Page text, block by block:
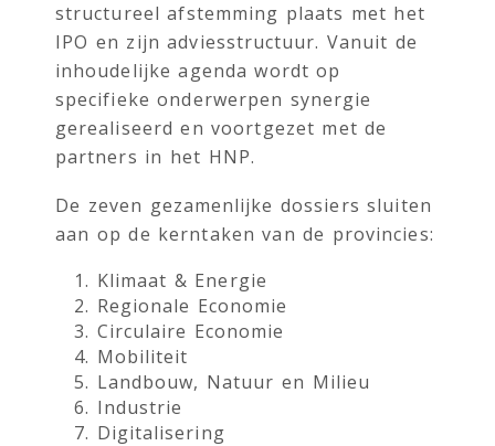
structureel afstemming plaats met het
IPO en zijn adviesstructuur. Vanuit de
inhoudelijke agenda wordt op
specifieke onderwerpen synergie
gerealiseerd en voortgezet met de
partners in het HNP.
De zeven gezamenlijke dossiers sluiten
aan op de kerntaken van de provincies:
Klimaat & Energie
Regionale Economie
Circulaire Economie
Mobiliteit
Landbouw, Natuur en Milieu
Industrie
Digitalisering